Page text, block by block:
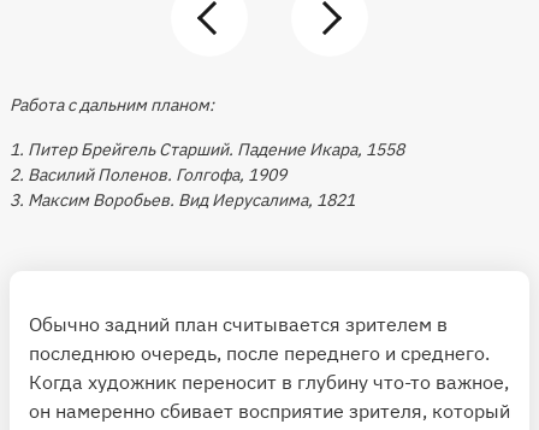
Работа с дальним планом:
1. Питер Брейгель Старший. Падение Икара, 1558
2. Василий Поленов. Голгофа, 1909
3. Максим Воробьев. Вид Иерусалима, 1821
Обычно задний план считывается зрителем в
последнюю очередь, после переднего и среднего.
Когда художник переносит в глубину что-то важное,
он намеренно сбивает восприятие зрителя, который